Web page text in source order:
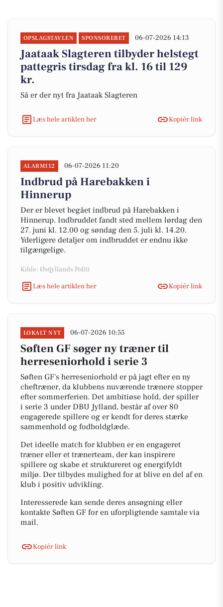
OPSLAGSTAVLEN SPONSORERET 06-07-2026 14:13
Jaataak Slagteren tilbyder helstegt
pattegris tirsdag fra kl. 16 til 129
kr.
Så er der nyt fra Jaataak Slagteren
Læs hele artiklen her Kopiér link
ALARM112 06-07-2026 11:20
Indbrud på Harebakken i
Hinnerup
Der er blevet begået indbrud på Harebakken i
Hinnerup. Indbruddet fandt sted mellem lørdag den
27. juni kl. 12.00 og søndag den 5. juli kl. 14.20.
Yderligere detaljer om indbruddet er endnu ikke
tilgængelige.
Kilde: Østjyllands Politi
Læs hele artiklen her
Kopiér link
LOKALT NYT 06-07-2026 10:55
Søften GF søger ny træner til
herreseniorhold i serie 3
Søften GF's herreseniorhold er på jagt efter en ny
cheftræner, da klubbens nuværende trænere stopper
efter sommerferien. Det ambitiøse hold, der spiller
i serie 3 under DBU Jylland, består af over 80
engagerede spillere og er kendt for deres stærke
sammenhold og fodboldglæde.
Det ideelle match for klubben er en engageret
træner eller et trænerteam, der kan inspirere
spillere og skabe et struktureret og energifyldt
miljø. Der tilbydes mulighed for at blive en del af en
klub i positiv udvikling.
Interesserede kan sende deres ansøgning eller
kontakte Søften GF for en uforpligtende samtale via
mail.
Kopiér link